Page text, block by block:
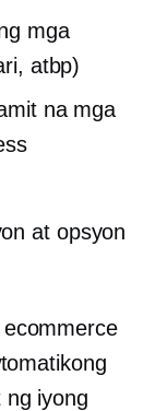
mga
atbp)
na mga
at opsyon
ng iyong